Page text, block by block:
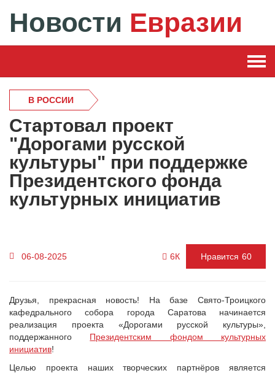
Новости Евразии
В РОССИИ
Стартовал проект
"Дорогами русской
культуры" при поддержке
Президентского фонда
культурных инициатив
06-08-2025 6К Нравится 60
Друзья, прекрасная новость! На базе Свято-Троицкого
кафедрального собора города Саратова начинается
реализация проекта «Дорогами русской культуры»,
поддержанного Президентским фондом культурных
инициатив!
Целью проекта наших творческих партнёров является